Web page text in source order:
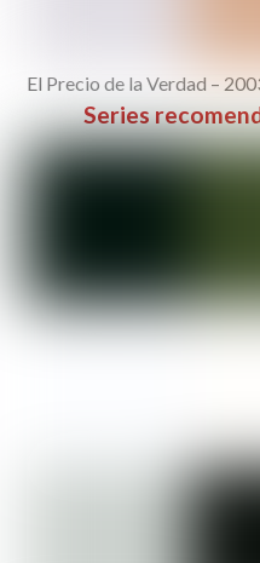
El Precio de la Verdad –
Series